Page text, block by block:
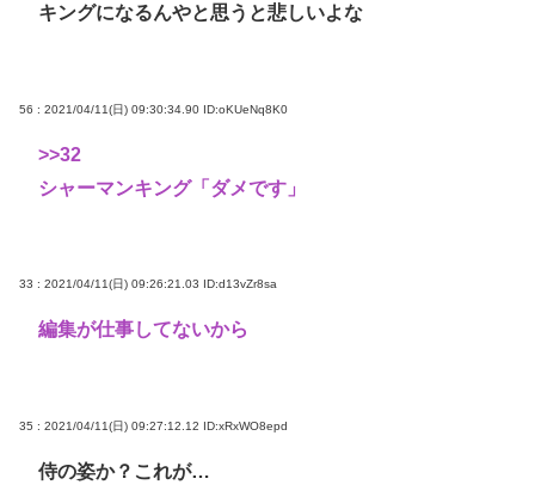
キングになるんやと思うと悲しいよな
56 : 2021/04/11(日) 09:30:34.90 ID:oKUeNq8K0
>>32
シャーマンキング「ダメです」
33 : 2021/04/11(日) 09:26:21.03 ID:d13vZr8sa
編集が仕事してないから
35 : 2021/04/11(日) 09:27:12.12 ID:xRxWO8epd
侍の姿か？これが…